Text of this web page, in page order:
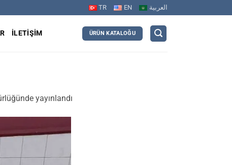
TR EN العربية
İLETIŞIM ÜRÜN KATALOĞU
yayınlandı